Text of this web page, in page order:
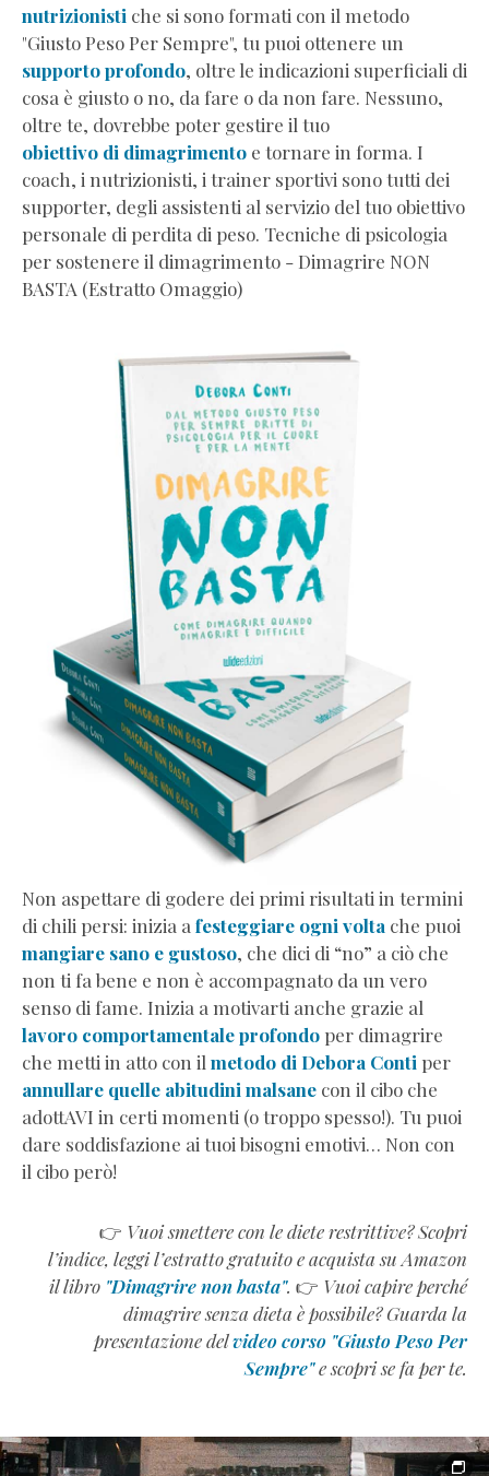
fame
vera
per
dimagrire
Collegamenti
utili
Debora
Conti
-
crescita
personale
Coaching
CCA
Italia
Wellness
Coaching
personalizzato
Corso
wellness
coaching
per
professionisti
nutrizionisti che si sono formati con il metodo
"Giusto Peso Per Sempre", tu puoi ottenere un
supporto profondo, oltre le indicazioni superficiali di
cosa è giusto o no, da fare o da non fare. Nessuno,
oltre te, dovrebbe poter gestire il tuo
obiettivo di dimagrimento e tornare in forma. I
coach, i nutrizionisti, i trainer sportivi sono tutti dei
supporter, degli assistenti al servizio del tuo obiettivo
personale di perdita di peso. Tecniche di psicologia
per sostenere il dimagrimento - Dimagrire NON
BASTA (Estratto Omaggio)
Non aspettare di godere dei primi risultati in termini
di chili persi: inizia a festeggiare ogni volta che puoi
mangiare sano e gustoso, che dici di “no” a ciò che
non ti fa bene e non è accompagnato da un vero
senso di fame. Inizia a motivarti anche grazie al
lavoro comportamentale profondo per dimagrire
che metti in atto con il metodo di Debora Conti per
annullare quelle abitudini malsane con il cibo che
adottAVI in certi momenti (o troppo spesso!). Tu puoi
dare soddisfazione ai tuoi bisogni emotivi… Non con
il cibo però!
👉 Vuoi smettere con le diete restrittive? Scopri
l’indice, leggi l’estratto gratuito e acquista su Amazon
il libro "Dimagrire non basta". 👉 Vuoi capire perché
dimagrire senza dieta è possibile? Guarda la
presentazione delvideo corso "Giusto Peso Per
Sempre"e scopri se fa per te.